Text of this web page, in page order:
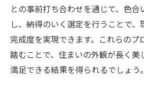
との事前打ち合わせを通じて、色
し、納得のいく選定を行うことで
完成度を実現できます。これらのプ
踏むことで、住まいの外観が長く美
満足できる結果を得られるでしょう。